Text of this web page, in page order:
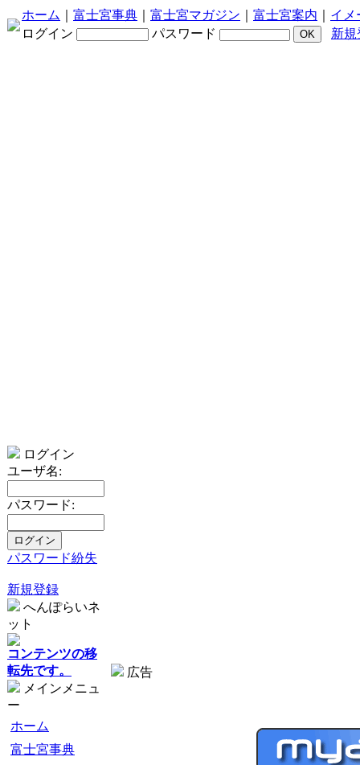
ホーム 富士宮事典 富士宮マガジン 富士宮案内
イメ
ログイン
パスワード 新規
ログイン
ユーザ名:
パスワード:
パスワード紛失
新規登録
へんぽらいネ
ット
コンテンツの移
転先です。
メインメニュ
ー
ホーム
富士宮事典
広告